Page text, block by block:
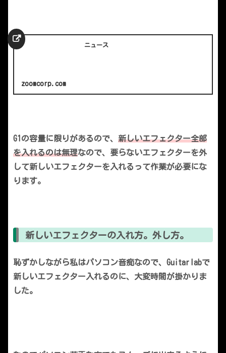
ニュース
zoomcorp.com
G1の容量に限りがあるので、 新しいエフェクター全部
を入れるのは無理なので、要らないエフェクターを外
して新しいエフェクターを入れるって作業が必要にな
ります。
新しいエフェクターの入れ方。外し方。
恥ずかしながら私はパソコン音痴なので、Guitarlabで
新しいエフェクター入れるのに、大変時間が掛かりま
した。